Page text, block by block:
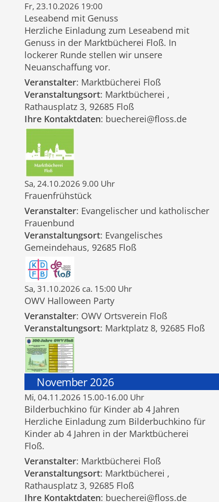
Fr, 23.10.2026 19:00
Leseabend mit Genuss
Herzliche Einladung zum Leseabend mit
Genuss in der Marktbücherei Floß. In
lockerer Runde stellen wir unsere
Neuanschaffung vor.
Veranstalter: Marktbücherei Floß
Veranstaltungsort: Marktbücherei ,
Rathausplatz 3, 92685 Floß
Ihre Kontaktdaten: buecherei@floss.de
Sa, 24.10.2026 9.00 Uhr
Frauenfrühstück
Veranstalter: Evangelischer und katholischer
Frauenbund
Veranstaltungsort: Evangelisches
Gemeindehaus, 92685 Floß
Sa, 31.10.2026 ca. 15:00 Uhr
OWV Halloween Party
Veranstalter: OWV Ortsverein Floß
Veranstaltungsort: Marktplatz 8, 92685 Floß
November 2026
Mi, 04.11.2026 15.00-16.00 Uhr
Bilderbuchkino für Kinder ab 4 Jahren
Herzliche Einladung zum Bilderbuchkino für
Kinder ab 4 Jahren in der Marktbücherei
Floß.
Veranstalter: Marktbücherei Floß
Veranstaltungsort: Marktbücherei ,
Rathausplatz 3, 92685 Floß
Ihre Kontaktdaten: buecherei@floss.de